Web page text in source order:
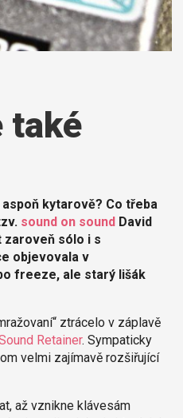
také
kytarově? Co třeba
sound on soundDavid
zaroveň sólo i s
objevovala v
freeze, ale starý lišák
ztrácelo v záplavě
Retainer. Sympaticky
velmi zajímavě rozšiřující
až vznikne klávesám